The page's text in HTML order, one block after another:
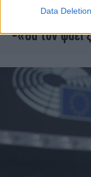
Data Deletion
σε περίπτωση
-«Θα τον φάει